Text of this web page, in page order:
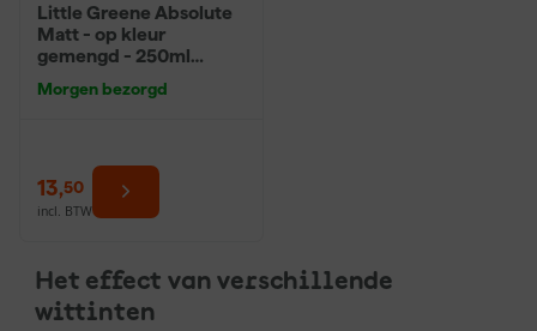
Little Greene Absolute
Matt - op kleur
gemengd - 250ml
Morgen bezorgd
13,50
incl. BTW
Het effect van verschillende
wittinten